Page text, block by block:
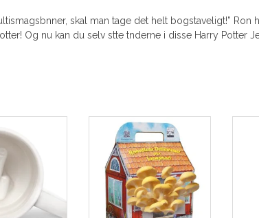
skal man tage det helt bogstaveligt!” Ron
Og nu kan du selv stte tnderne i disse Harry Potter